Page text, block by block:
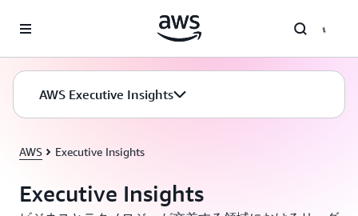
AWS Executive Insights
AWS Executive Insights
Executive Insights